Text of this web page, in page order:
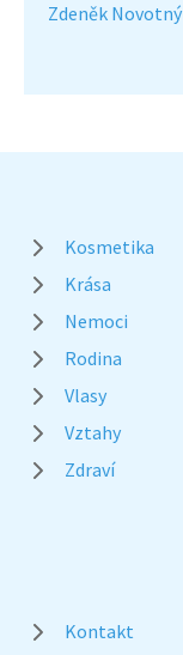
Zdeněk Novotný
Kosmetika
Krása
Nemoci
Rodina
Vlasy
Vztahy
Zdraví
Kontakt